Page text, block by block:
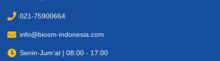
021-75900664
info@biosm-indonesia.com
Senin-Jum’at | 08:00 - 17:00